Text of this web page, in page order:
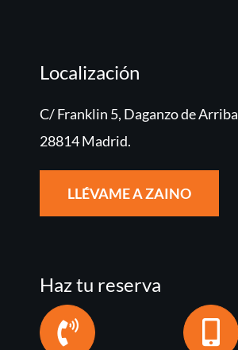
Localización
C/ Franklin 5, Daganzo de Arriba
28814 Madrid.
LLÉVAME A ZAINO
Haz tu reserva